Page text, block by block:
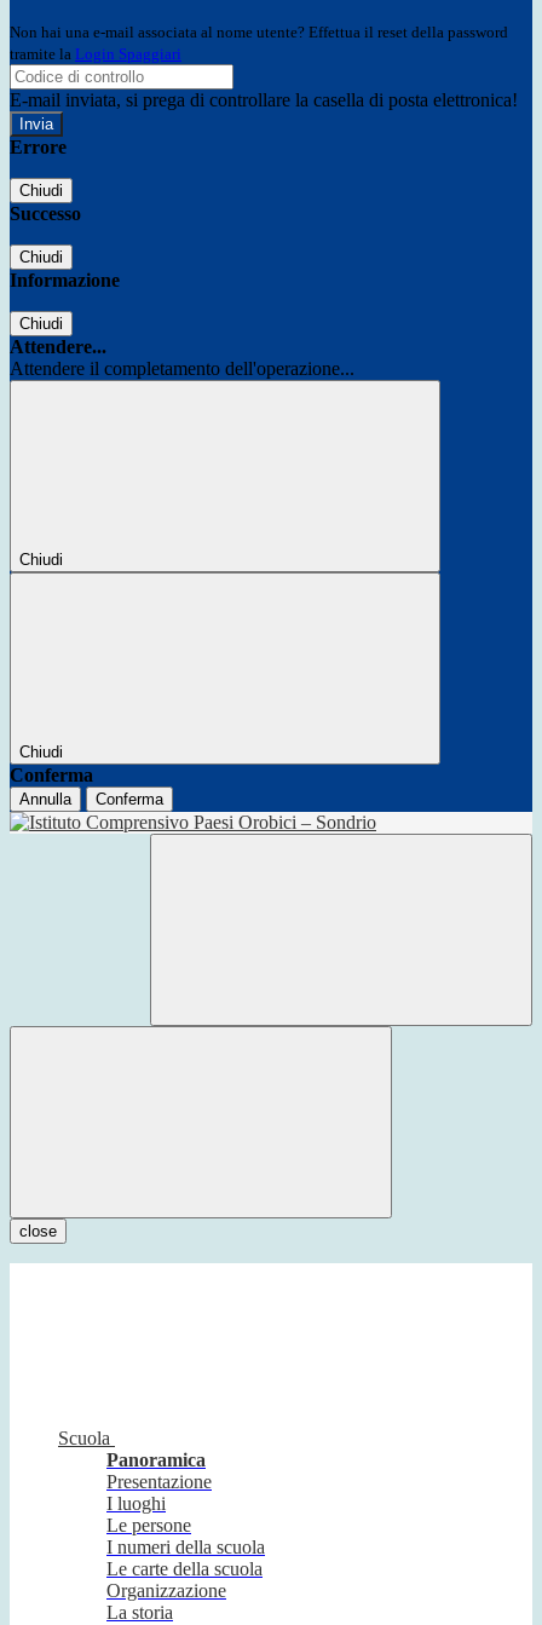
Non hai una e-mail associata al nome utente? Effettua il reset della password
tramite la Login Spaggiari
E-mail inviata, si prega di controllare la casella di posta elettronica!
Errore
Chiudi
Successo
Chiudi
Informazione
Chiudi
Attendere...
Attendere il completamento dell'operazione...
Chiudi
Chiudi
Conferma
Annulla Conferma
close
Scuola
Panoramica
Presentazione
I luoghi
Le persone
I numeri della scuola
Le carte della scuola
Organizzazione
La storia